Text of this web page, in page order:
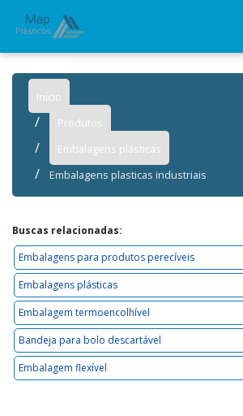
Início
Produtos
Embalagens plásticas
Embalagens plasticas industriais
Buscas relacionadas:
Embalagens para produtos perecíveis
Embalagens plásticas
Embalagem termoencolhível
Bandeja para bolo descartável
Embalagem flexível